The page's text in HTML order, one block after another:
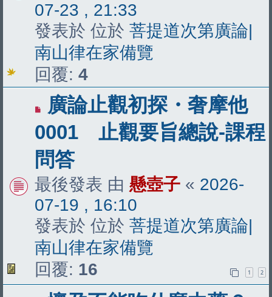
07-23 , 21:33
發表於 位於 菩提道次第廣論|
南山律在家備覽
回覆: 4
有
新
文
章
廣論止觀初探・奢摩他
0001 止觀要旨總說-課程
問答
最後發表 由 懸壺子 « 2026-
07-19 , 16:10
發表於 位於 菩提道次第廣論|
南山律在家備覽
回覆: 16 1 2